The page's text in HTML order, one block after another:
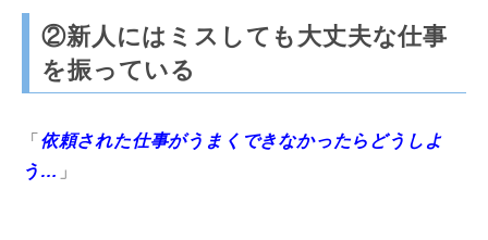
②新人にはミスしても大丈夫な仕事
を振っている
「 依頼された仕事がうまくできなかったらどうしよ
う… 」